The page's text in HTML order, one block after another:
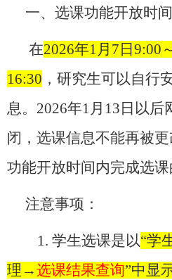
一、选课功能开放时间
在2026年1月 7 日 9:00
16:30 ，研究生可以自行
息。 2026年1月 13 日以后
闭，选课信息不能再被
功能开放时间内完成选课
注意事项：
1. 学生选课是以“学
理→选课结果查询”中显